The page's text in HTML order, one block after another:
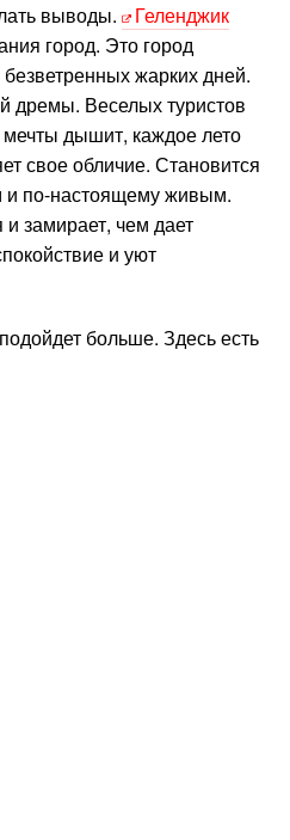
выводы.
Геленджик
город. Это город
жарких дней.
дремы. Веселых туристов
дышит, каждое лето
свое обличие. Становится
и по-настоящему живым.
замирает, чем дает
и уют
больше. Здесь есть